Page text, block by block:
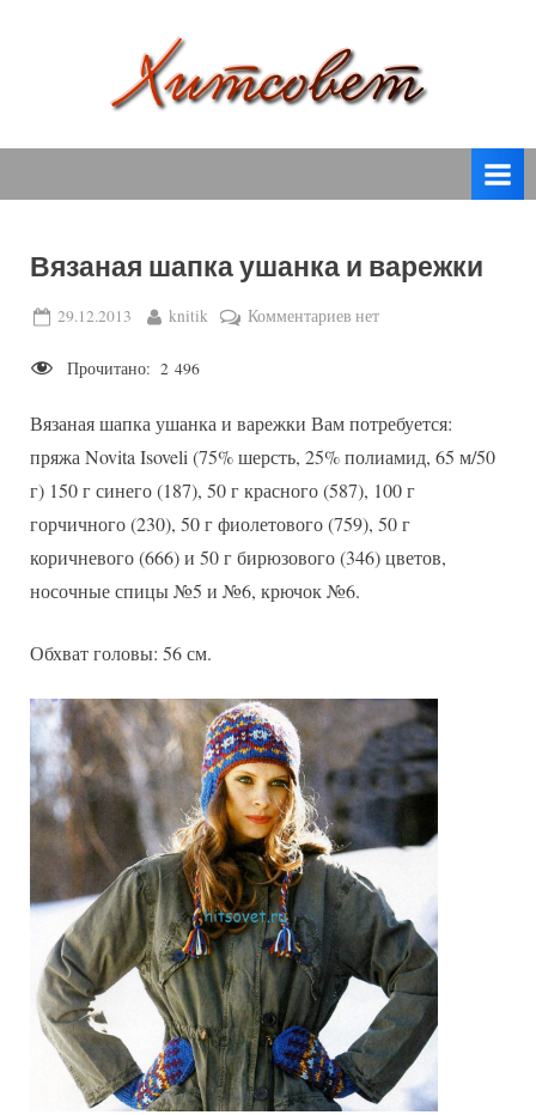
т
о
в
спицами,
крючком,
вязаные
модели
с
схемами.
Вязаная шапка ушанка и варежки
Posted
29.12.2013 By
knitik Комментариевк
ушанка
и
варежки
нет
Прочитано: 2 496
Вязаная шапка ушанка и варежки Вам потребуется:
пряжа Novita Isoveli (75% шерсть, 25% полиамид, 65 м/50
г) 150 г синего (187), 50 г красного (587), 100 г
горчичного (230), 50 г фиолетового (759), 50 г
коричневого (666) и 50 г бирюзового (346) цветов,
носочные спицы №5 и №6, крючок №6.
Обхват головы: 56 см.